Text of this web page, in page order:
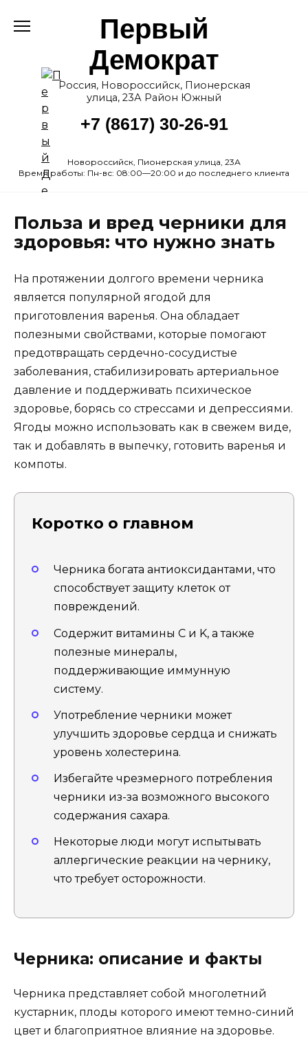
Первый
Демократ
Россия, Новороссийск, Пионерская
улица, 23А Район Южный
+7 (8617) 30-26-91
Новороссийск, Пионерская улица, 23А
Время работы: Пн-вс: 08:00—20:00 и до последнего клиента
Польза и вред черники для
здоровья: что нужно знать
На протяжении долгого времени черника
является популярной ягодой для
приготовления варенья. Она обладает
полезными свойствами, которые помогают
предотвращать сердечно-сосудистые
заболевания, стабилизировать артериальное
давление и поддерживать психическое
здоровье, борясь со стрессами и депрессиями.
Ягоды можно использовать как в свежем виде,
так и добавлять в выпечку, готовить варенья и
компоты.
Коротко о главном
Черника богата антиоксидантами, что
способствует защиту клеток от
повреждений.
Содержит витамины C и K, а также
полезные минералы,
поддерживающие иммунную
систему.
Употребление черники может
улучшить здоровье сердца и снижать
уровень холестерина.
Избегайте чрезмерного потребления
черники из-за возможного высокого
содержания сахара.
Некоторые люди могут испытывать
аллергические реакции на чернику,
что требует осторожности.
Черника: описание и факты
Черника представляет собой многолетний
кустарник, плоды которого имеют темно-синий
цвет и благоприятное влияние на здоровье.